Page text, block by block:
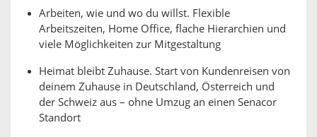
Arbeiten, wie und wo du willst. Flexible
Arbeitszeiten, Home Office, flache Hierarchien und
viele Möglichkeiten zur Mitgestaltung
Heimat bleibt Zuhause. Start von Kundenreisen von
deinem Zuhause in Deutschland, Österreich und
der Schweiz aus – ohne Umzug an einen Senacor
Standort